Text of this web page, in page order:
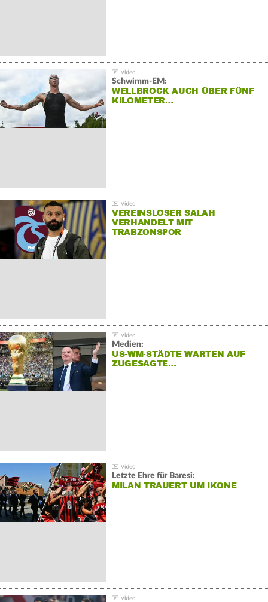
Schwimm-EM:
WELLBROCK AUCH ÜBER FÜNF
KILOMETER…
VEREINSLOSER SALAH
VERHANDELT MIT
TRABZONSPOR
Medien:
US-WM-STÄDTE WARTEN AUF
ZUGESAGTE…
Letzte Ehre für Baresi:
MILAN TRAUERT UM IKONE